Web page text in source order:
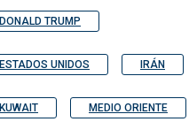
DONALD TRUMP
ESTADOS UNIDOS IRÁN
KUWAIT MEDIO ORIENTE